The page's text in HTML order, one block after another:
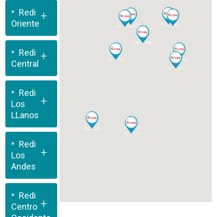
Redi
Oriente
+
Redi
Central
+
Redi
Los
LLanos
+
Redi
Los
Andes
+
Redi
Centro +